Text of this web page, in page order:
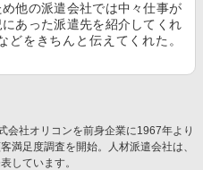
他の派遣会社では中々仕事が
あった派遣先を紹介してくれ
をきちんと伝えてくれた。
会社オリコンを前身企業に1967年より
満足度調査を開始。人材派遣会社は、
しています。